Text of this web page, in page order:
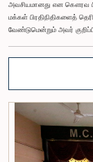
அவசியமானது என கௌரவ
மக்கள் பிரதிநிதிகளைத்
வேண்டுமென்றும் அவர்
உரையாற்றும்போதே பிரதி
வித்தியாலயத்தின்
ஜனநாயக ஆட்சி செயன்முறை
இலங்கை
இந்த நிகழ்ச்சித்திட்டத்தை
சபாநாயகர், மாணவர்
ஆசிரியர்கள் உள்ளிட்ட
மாணவர்கள் உறுதியான